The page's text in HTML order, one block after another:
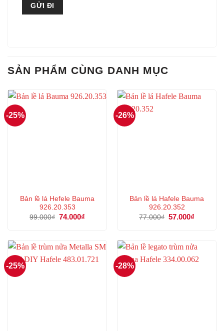
SẢN PHẨM CÙNG DANH MỤC
-25%
Bản lề lá Hefele Bauma
926.20.353
99.000₫ Giá
74.000₫
-26%
Bản lề lá Hafele Bauma
926.20.352
77.000₫ Giá
57.000₫
-25% -28%